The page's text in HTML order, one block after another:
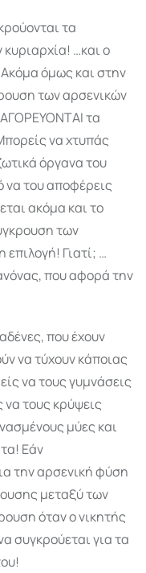
τα
…και ο
όμως και στην
των αρσενικών
τα
να χτυπάς
όργανα του
του αποφέρεις
ακόμα και το
των
επιλογή! Γιατί; …
που αφορά την
που έχουν
να τύχουν κάποιας
να τους γυμνάσεις
να τους κρύψεις
μύες και
Εάν
την αρσενική φύση
μεταξύ των
όταν ο νικητής
συγκρούεται για τα